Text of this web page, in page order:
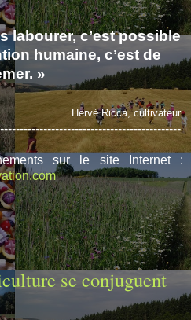
labourer, c’est possible
humaine, c’est de
»
Hervé Ricca, cultivateur.
sur le site Internet :
se conjuguent